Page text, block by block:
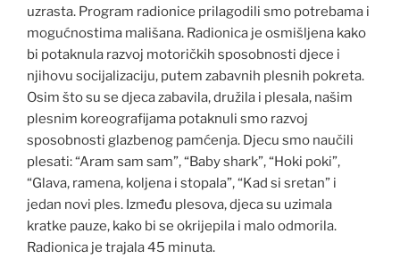
uzrasta. Program radionice prilagodili smo potrebama i
mogućnostima mališana. Radionica je osmišljena kako
bi potaknula razvoj motoričkih sposobnosti djece i
njihovu socijalizaciju, putem zabavnih plesnih pokreta.
Osim što su se djeca zabavila, družila i plesala, našim
plesnim koreografijama potaknuli smo razvoj
sposobnosti glazbenog pamćenja. Djecu smo naučili
plesati: “Aram sam sam”, “Baby shark”, “Hoki poki”,
“Glava, ramena, koljena i stopala”, “Kad si sretan” i
jedan novi ples. Između plesova, djeca su uzimala
kratke pauze, kako bi se okrijepila i malo odmorila.
Radionica je trajala 45 minuta.